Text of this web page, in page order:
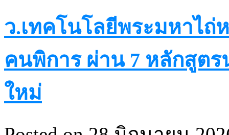
ว.เทคโนโลยีพระมหาไถ่
คนพิการ ผ่าน 7 หลักสูต
ใหม่